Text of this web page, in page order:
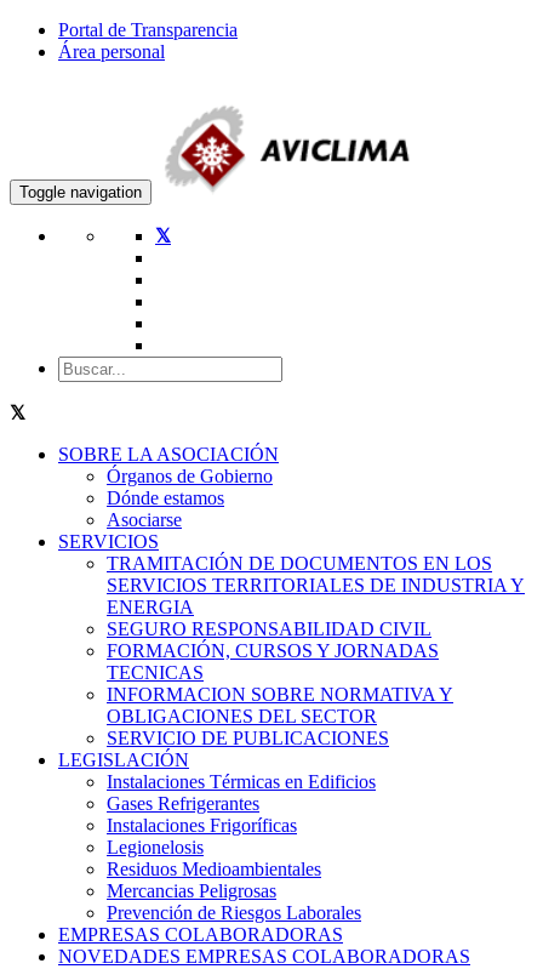
Portal de Transparencia
Área personal
Toggle navigation
SOBRE LA ASOCIACIÓN
Órganos de Gobierno
Dónde estamos
Asociarse
SERVICIOS
TRAMITACIÓN DE DOCUMENTOS EN LOS
SERVICIOS TERRITORIALES DE INDUSTRIA Y
ENERGIA
SEGURO RESPONSABILIDAD CIVIL
FORMACIÓN, CURSOS Y JORNADAS
TECNICAS
INFORMACION SOBRE NORMATIVA Y
OBLIGACIONES DEL SECTOR
SERVICIO DE PUBLICACIONES
LEGISLACIÓN
Instalaciones Térmicas en Edificios
Gases Refrigerantes
Instalaciones Frigoríficas
Legionelosis
Residuos Medioambientales
Mercancias Peligrosas
Prevención de Riesgos Laborales
EMPRESAS COLABORADORAS
NOVEDADES EMPRESAS COLABORADORAS